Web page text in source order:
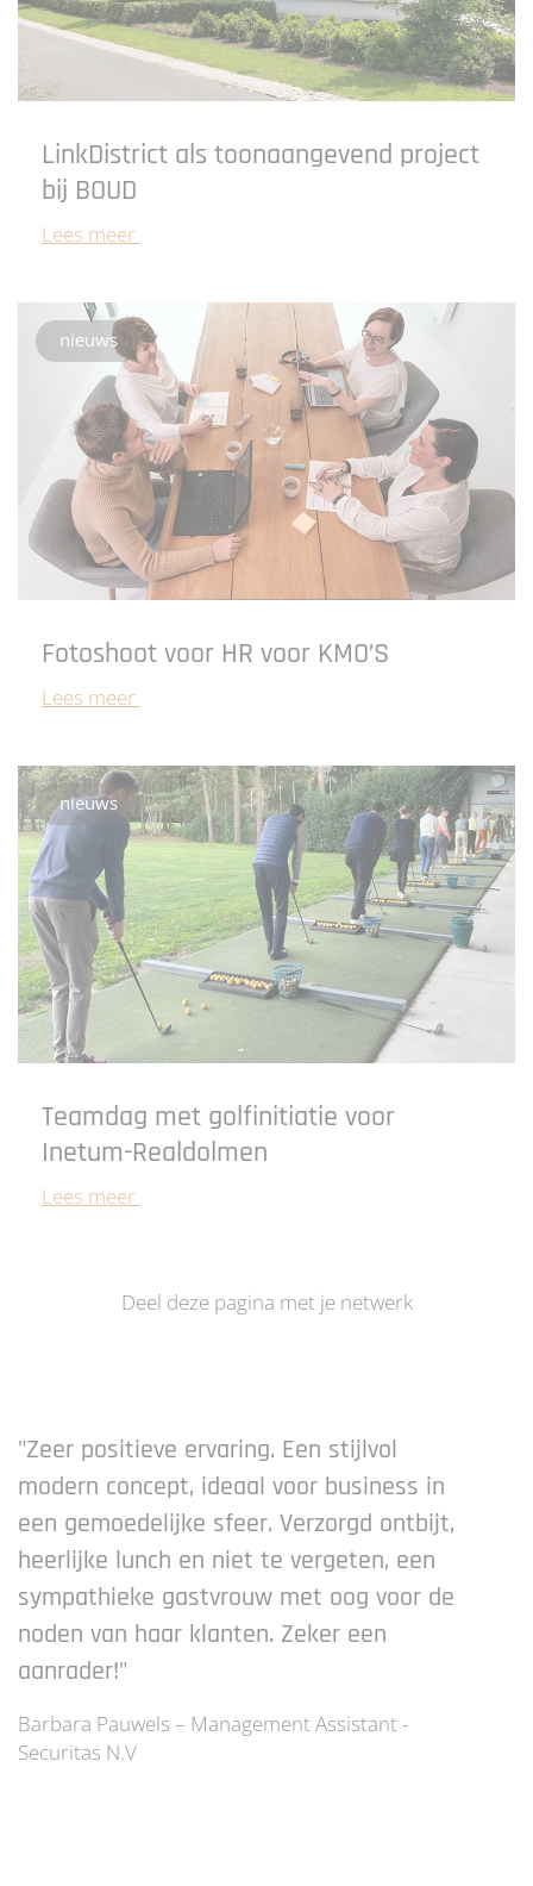
LinkDistrict als toonaangevend project
bij BOUD
Lees meer
nieuws
Fotoshoot voor HR voor KMO’S
Lees meer
nieuws
Teamdag met golfinitiatie voor
Inetum-Realdolmen
Lees meer
Deel deze pagina met je netwerk
"Zeer positieve ervaring. Een stijlvol
modern concept, ideaal voor business in
een gemoedelijke sfeer. Verzorgd ontbijt,
heerlijke lunch en niet te vergeten, een
sympathieke gastvrouw met oog voor de
noden van haar klanten. Zeker een
aanrader!"
Barbara Pauwels – Management Assistant -
Securitas N.V